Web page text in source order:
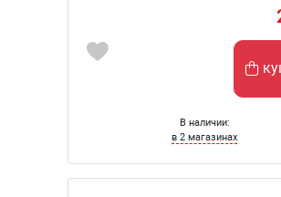
В наличии:
в 2 магазинах